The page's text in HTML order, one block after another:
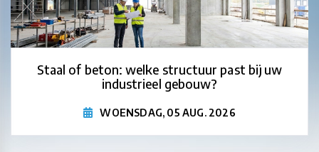
Staal of beton: welke structuur past bij uw
industrieel gebouw?
WOENSDAG, 05 AUG. 2026